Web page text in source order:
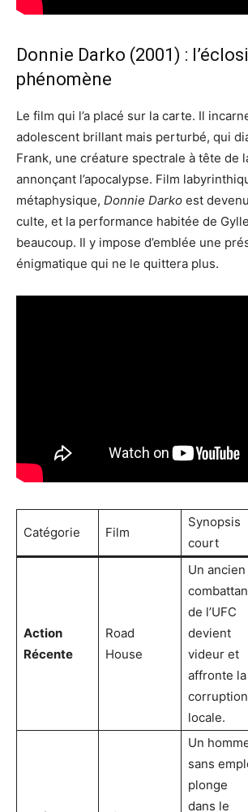
Donnie Darko (2001) :
phénomène
Le film qui l’a placé sur la carte. Il
adolescent brillant mais perturbé, qui
Frank, une créature spectrale à tête de
annonçant l’apocalypse. Film
métaphysique, Donnie Darko est
culte, et la performance habitée de
beaucoup. Il y impose d’emblée une
énigmatique qui ne le quittera plus.
Catégorie Film
Synopsis
court
Action
Récente
Road
House
Un ancien
de l’UFC
devient
videur et
affronte la
corruption
locale.
Un
sans
plonge
dans le